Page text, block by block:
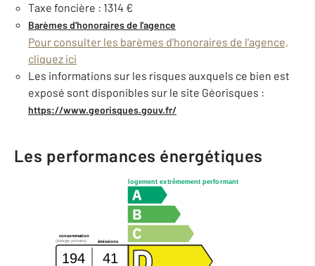
Taxe foncière : 1314 €
Barèmes d'honoraires de l'agence
Pour consulter les barèmes d'honoraires de l'agence,
cliquez ici
Les informations sur les risques auxquels ce bien est
exposé sont disponibles sur le site Géorisques :
https://www.georisques.gouv.fr/
Les performances énergétiques
logement extrêmement performant
consommation
émissions
(énergie primaire)
194 41